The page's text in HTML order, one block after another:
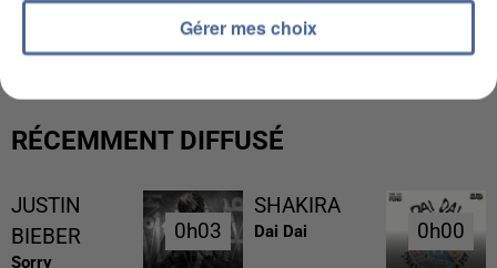
MAFIA INTERPELLÉ EN ALGÉRIE
RÉCEMMENT DIFFUSÉ
JUSTIN
BIEBER
Sorry
0h03
0h03
SHAKIRA
Dai Dai 0h00
0h00
Gérer mes choix